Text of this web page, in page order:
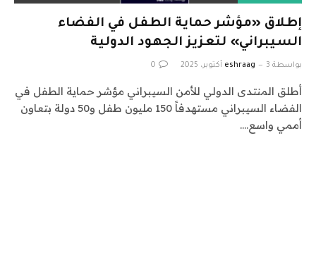
إطلاق «مؤشر حماية الطفل في الفضاء
السيبراني» لتعزيز الجهود الدولية
بواسطة eshraag 3 أكتوبر، 2025 0
أطلق المنتدى الدولي للأمن السيبراني مؤشر حماية الطفل في
الفضاء السيبراني مستهدفاً 150 مليون طفل و50 دولة بتعاون
أممي واسع.…